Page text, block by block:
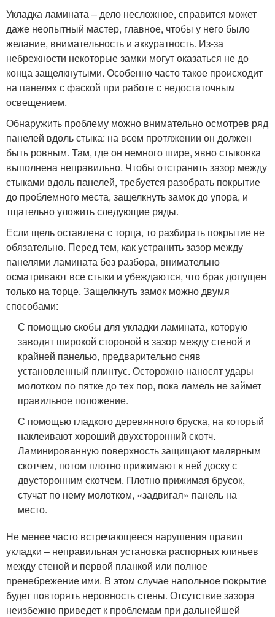
Укладка ламината – дело несложное, справится может
даже неопытный мастер, главное, чтобы у него было
желание, внимательность и аккуратность. Из-за
небрежности некоторые замки могут оказаться не до
конца защелкнутыми. Особенно часто такое происходит
на панелях с фаской при работе с недостаточным
освещением.
Обнаружить проблему можно внимательно осмотрев ряд
панелей вдоль стыка: на всем протяжении он должен
быть ровным. Там, где он немного шире, явно стыковка
выполнена неправильно. Чтобы отстранить зазор между
стыками вдоль панелей, требуется разобрать покрытие
до проблемного места, защелкнуть замок до упора, и
тщательно уложить следующие ряды.
Если щель оставлена с торца, то разбирать покрытие не
обязательно. Перед тем, как устранить зазор между
панелями ламината без разбора, внимательно
осматривают все стыки и убеждаются, что брак допущен
только на торце. Защелкнуть замок можно двумя
способами:
С помощью скобы для укладки ламината, которую
заводят широкой стороной в зазор между стеной и
крайней панелью, предварительно сняв
установленный плинтус. Осторожно наносят удары
молотком по пятке до тех пор, пока ламель не займет
правильное положение.
С помощью гладкого деревянного бруска, на который
наклеивают хороший двухсторонний скотч.
Ламинированную поверхность защищают малярным
скотчем, потом плотно прижимают к ней доску с
двусторонним скотчем. Плотно прижимая брусок,
стучат по нему молотком, «задвигая» панель на
место.
Не менее часто встречающееся нарушения правил
укладки – неправильная установка распорных клиньев
между стеной и первой планкой или полное
пренебрежение ими. В этом случае напольное покрытие
будет повторять неровность стены. Отсутствие зазора
неизбежно приведет к проблемам при дальнейшей